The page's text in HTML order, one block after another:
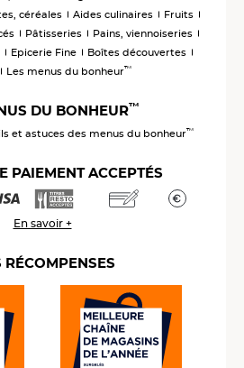
céréales
Aides culinaires
Fruits
Pâtisseries
Pains, viennoiseries
Epicerie Fine
Boîtes découvertes
Les menus du bonheur™
DU BONHEUR™
et astuces des menus du bonheur™
PAIEMENT ACCEPTÉS
En savoir +
RÉCOMPENSES